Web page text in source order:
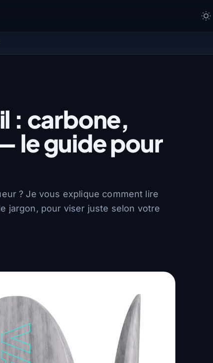
: carbone,
le guide pour
? Je vous explique comment lire
jargon, pour viser juste selon votre